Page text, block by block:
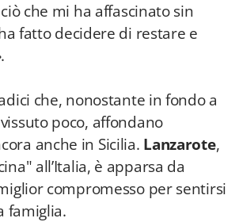
che mi ha affascinato sin
fatto decidere di restare e
che, nonostante in fondo a
poco, affondano
anche in Sicilia. Lanzarote,
all’Italia, è apparsa da
compromesso per sentirsi
famiglia.